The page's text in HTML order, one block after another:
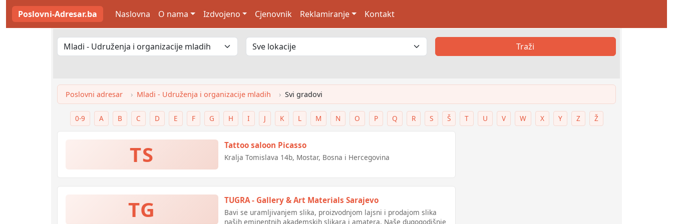
Poslovni-Adresar.ba Naslovna O nama Izdvojeno Cjenovnik Reklamiranje Kontakt
Traži
Poslovni adresar Mladi - Udruženja i organizacije mladih Svi gradovi
0-9 A B C D E F G H I J K L M N O P Q R S Š T U V W X Y Z Ž
TS Tattoo saloon Picasso
Kralja Tomislava 14b, Mostar, Bosna i Hercegovina
TG TUGRA - Gallery & Art Materials Sarajevo
Bavi se uramljivanjem slika, proizvodnjom lajsni i prodajom slika
naših eminentnih akademskih slikara i amatera. Naše dugogodišnje